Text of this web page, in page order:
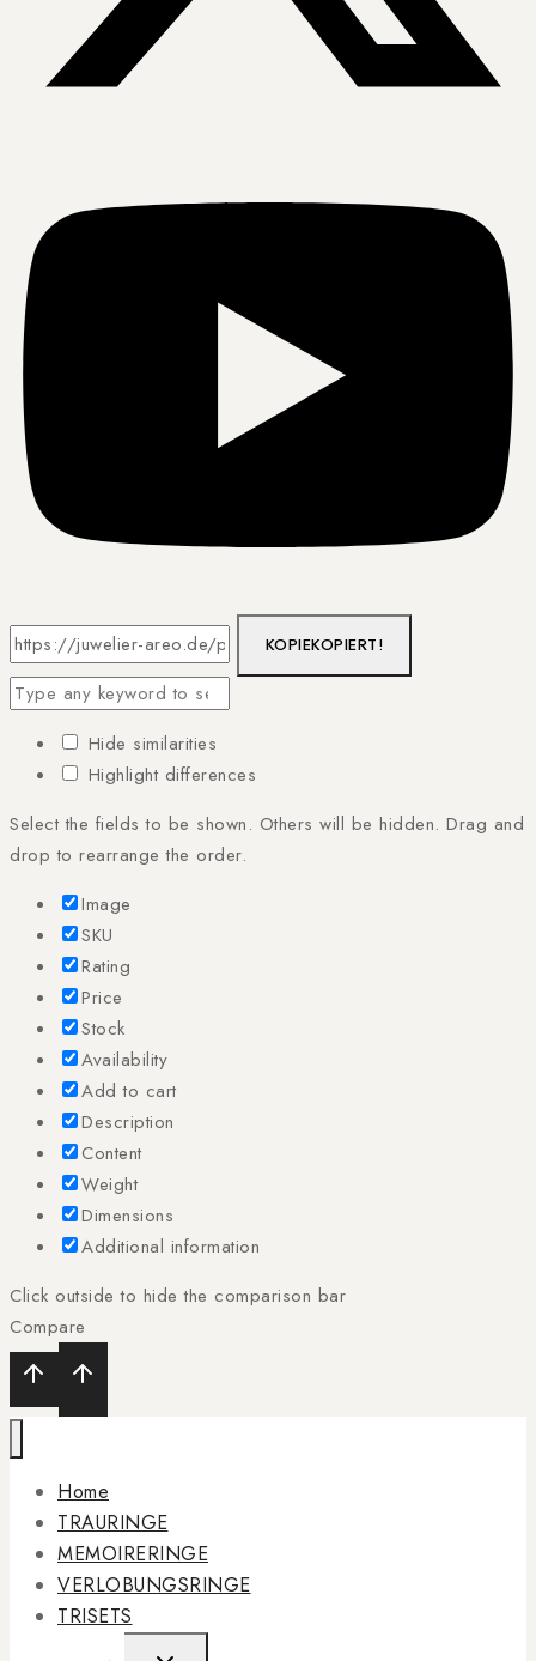
KOPIEKOPIERT!
Hide similarities
Highlight differences
Select the fields to be shown. Others will be hidden. Drag and
drop to rearrange the order.
Image
SKU
Rating
Price
Stock
Availability
Add to cart
Description
Content
Weight
Dimensions
Additional information
Click outside to hide the comparison bar
Compare
Home
TRAURINGE
MEMOIRERINGE
VERLOBUNGSRINGE
TRISETS